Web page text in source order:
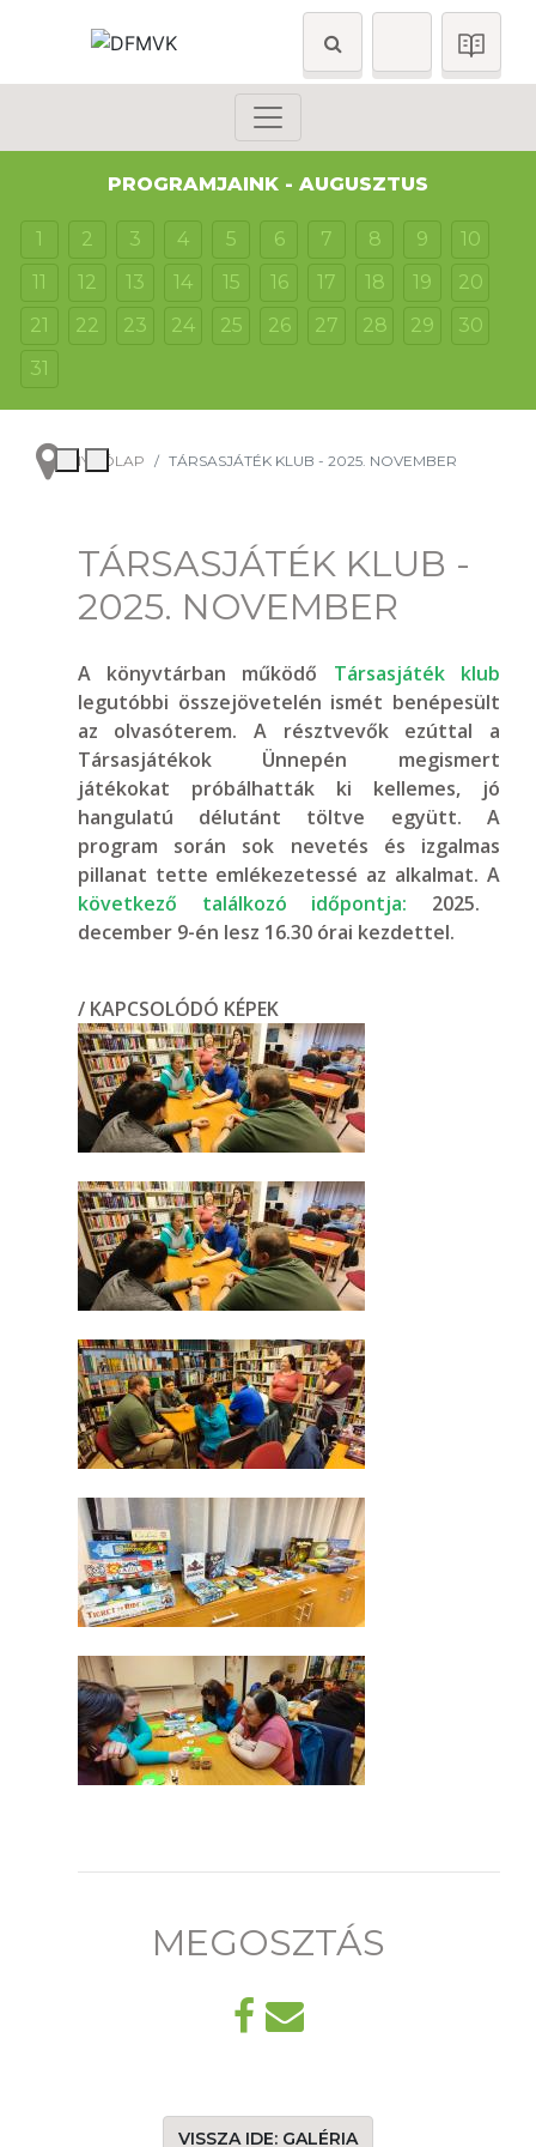
PROGRAMJAINK - AUGUSZTUS
1 2 3 4 5 6 7 8 9
10
11
12 13 14 15 16 17 18 19
20
21
22 23 24 25 26 27 28 29
30
31
NYITÓLAP TÁRSASJÁTÉK KLUB - 2025. NOVEMBER
TÁRSASJÁTÉK KLUB -
2025. NOVEMBER
A könyvtárban működő Társasjáték klub
legutóbbi összejövetelén ismét benépesült
az olvasóterem. A résztvevők ezúttal a
Társasjátékok Ünnepén megismert
játékokat próbálhatták ki kellemes, jó
hangulatú délutánt töltve együtt. A
program során sok nevetés és izgalmas
pillanat tette emlékezetessé az alkalmat. A
következő találkozó időpontja: 2025.
december 9-én lesz 16.30 órai kezdettel.
/ KAPCSOLÓDÓ KÉPEK
MEGOSZTÁS
VISSZA IDE: GALÉRIA